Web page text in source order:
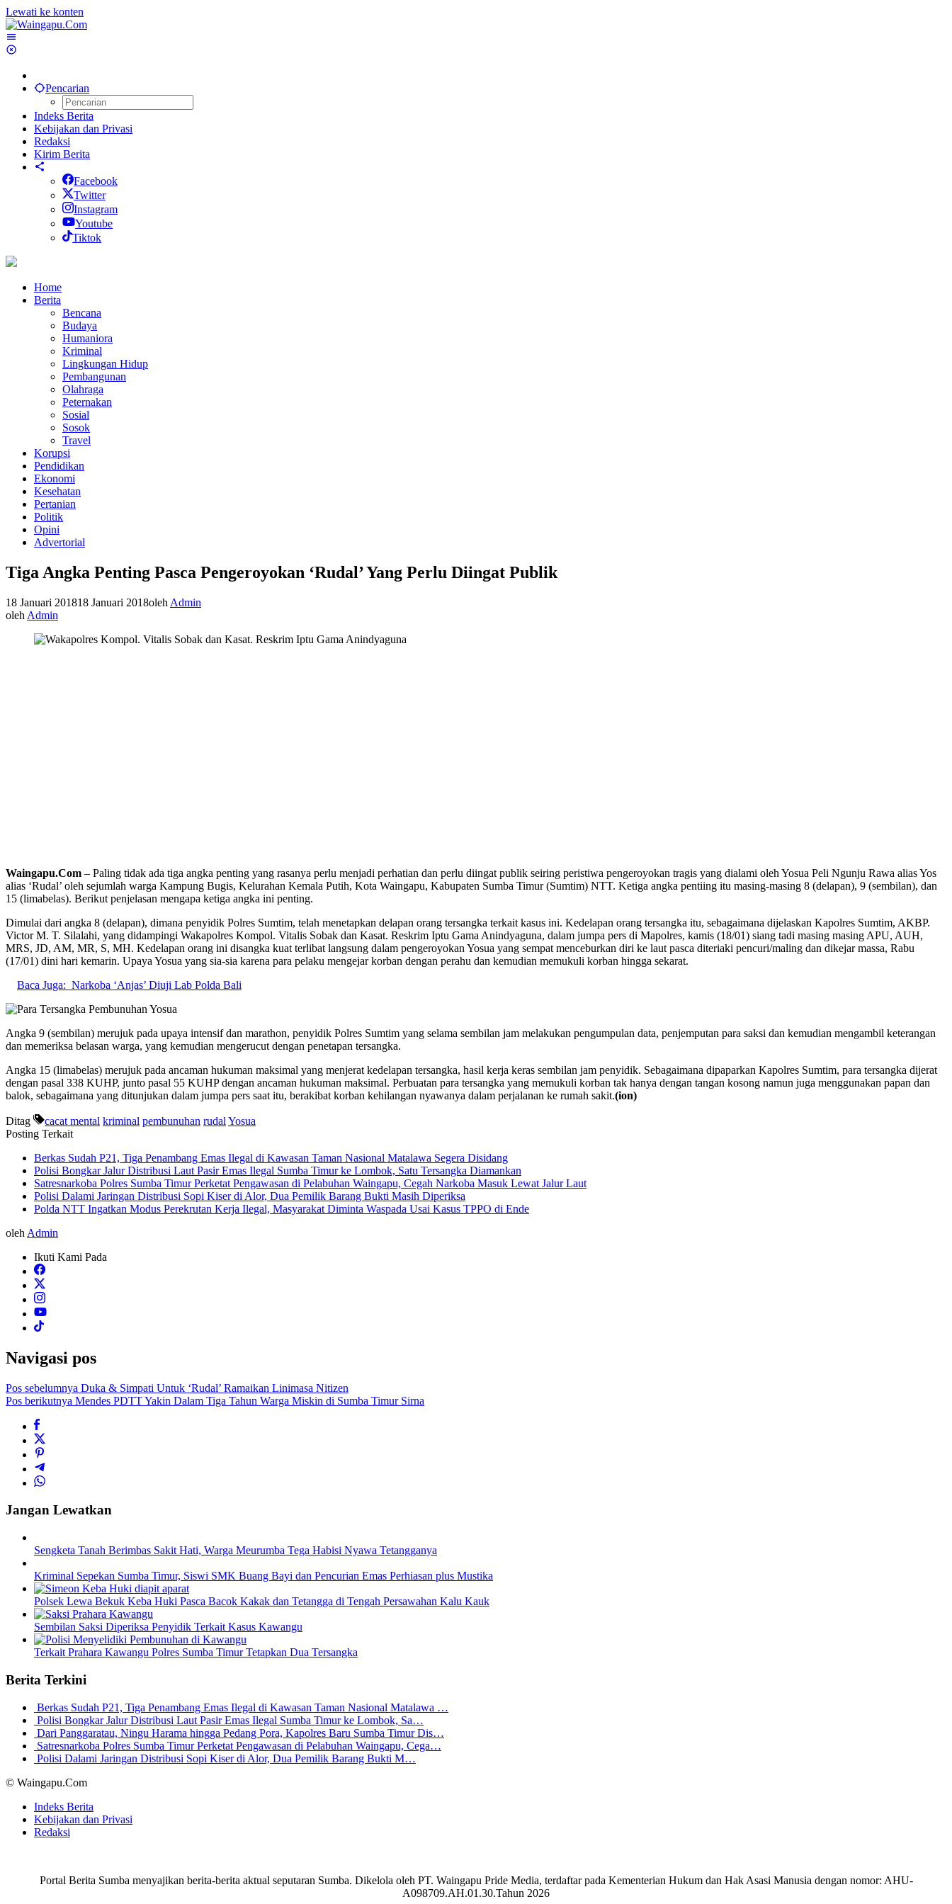
Lewati ke konten
Pencarian
Indeks Berita
Kebijakan dan Privasi
Redaksi
Kirim Berita
Facebook
Twitter
Instagram
Youtube
Tiktok
Home
Berita
Bencana
Budaya
Humaniora
Kriminal
Lingkungan Hidup
Pembangunan
Olahraga
Peternakan
Sosial
Sosok
Travel
Korupsi
Pendidikan
Ekonomi
Kesehatan
Pertanian
Politik
Opini
Advertorial
Tiga Angka Penting Pasca Pengeroyokan ‘Rudal’ Yang Perlu Diingat Publik
18 Januari 201818 Januari 2018oleh Admin
oleh Admin
Waingapu.Com – Paling tidak ada tiga angka penting yang rasanya perlu menjadi perhatian dan perlu diingat publik seiring peristiwa pengeroyokan tragis yang dialami oleh Yosua Peli Ngunju Rawa alias Yos
alias ‘Rudal’ oleh sejumlah warga Kampung Bugis, Kelurahan Kemala Putih, Kota Waingapu, Kabupaten Sumba Timur (Sumtim) NTT. Ketiga angka pentiing itu masing-masing 8 (delapan), 9 (sembilan), dan
15 (limabelas). Berikut penjelasan mengapa ketiga angka ini penting.
Dimulai dari angka 8 (delapan), dimana penyidik Polres Sumtim, telah menetapkan delapan orang tersangka terkait kasus ini. Kedelapan orang tersangka itu, sebagaimana dijelaskan Kapolres Sumtim, AKBP.
Victor M. T. Silalahi, yang didampingi Wakapolres Kompol. Vitalis Sobak dan Kasat. Reskrim Iptu Gama Anindyaguna, dalam jumpa pers di Mapolres, kamis (18/01) siang tadi masing masing APU, AUH,
MRS, JD, AM, MR, S, MH. Kedelapan orang ini disangka kuat terlibat langsung dalam pengeroyokan Yosua yang sempat menceburkan diri ke laut pasca diteriaki pencuri/maling dan dikejar massa, Rabu
(17/01) dini hari kemarin. Upaya Yosua yang sia-sia karena para pelaku mengejar korban dengan perahu dan kemudian memukuli korban hingga sekarat.
Baca Juga: Narkoba ‘Anjas’ Diuji Lab Polda Bali
Angka 9 (sembilan) merujuk pada upaya intensif dan marathon, penyidik Polres Sumtim yang selama sembilan jam melakukan pengumpulan data, penjemputan para saksi dan kemudian mengambil keterangan
dan memeriksa belasan warga, yang kemudian mengerucut dengan penetapan tersangka.
Angka 15 (limabelas) merujuk pada ancaman hukuman maksimal yang menjerat kedelapan tersangka, hasil kerja keras sembilan jam penyidik. Sebagaimana dipaparkan Kapolres Sumtim, para tersangka dijerat
dengan pasal 338 KUHP, junto pasal 55 KUHP dengan ancaman hukuman maksimal. Perbuatan para tersangka yang memukuli korban tak hanya dengan tangan kosong namun juga menggunakan papan dan
balok, sebagaimana yang ditunjukan dalam jumpa pers saat itu, berakibat korban kehilangan nyawanya dalam perjalanan ke rumah sakit.(ion)
Ditag cacat mental kriminal pembunuhan rudal Yosua
Posting Terkait
Berkas Sudah P21, Tiga Penambang Emas Ilegal di Kawasan Taman Nasional Matalawa Segera Disidang
Polisi Bongkar Jalur Distribusi Laut Pasir Emas Ilegal Sumba Timur ke Lombok, Satu Tersangka Diamankan
Satresnarkoba Polres Sumba Timur Perketat Pengawasan di Pelabuhan Waingapu, Cegah Narkoba Masuk Lewat Jalur Laut
Polisi Dalami Jaringan Distribusi Sopi Kiser di Alor, Dua Pemilik Barang Bukti Masih Diperiksa
Polda NTT Ingatkan Modus Perekrutan Kerja Ilegal, Masyarakat Diminta Waspada Usai Kasus TPPO di Ende
oleh Admin
Ikuti Kami Pada
Navigasi pos
Pos sebelumnya Duka & Simpati Untuk ‘Rudal’ Ramaikan Linimasa Nitizen
Pos berikutnya Mendes PDTT Yakin Dalam Tiga Tahun Warga Miskin di Sumba Timur Sirna
Jangan Lewatkan
Sengketa Tanah Berimbas Sakit Hati, Warga Meurumba Tega Habisi Nyawa Tetangganya
Kriminal Sepekan Sumba Timur, Siswi SMK Buang Bayi dan Pencurian Emas Perhiasan plus Mustika
Polsek Lewa Bekuk Keba Huki Pasca Bacok Kakak dan Tetangga di Tengah Persawahan Kalu Kauk
Sembilan Saksi Diperiksa Penyidik Terkait Kasus Kawangu
Terkait Prahara Kawangu Polres Sumba Timur Tetapkan Dua Tersangka
Berita Terkini
Berkas Sudah P21, Tiga Penambang Emas Ilegal di Kawasan Taman Nasional Matalawa …
Polisi Bongkar Jalur Distribusi Laut Pasir Emas Ilegal Sumba Timur ke Lombok, Sa…
Dari Panggaratau, Ningu Harama hingga Pedang Pora, Kapolres Baru Sumba Timur Dis…
Satresnarkoba Polres Sumba Timur Perketat Pengawasan di Pelabuhan Waingapu, Cega…
Polisi Dalami Jaringan Distribusi Sopi Kiser di Alor, Dua Pemilik Barang Bukti M…
© Waingapu.Com
Indeks Berita
Kebijakan dan Privasi
Redaksi
Portal Berita Sumba menyajikan berita-berita aktual seputaran Sumba. Dikelola oleh PT. Waingapu Pride Media, terdaftar pada Kementerian Hukum dan Hak Asasi Manusia dengan nomor: AHU-
A098709.AH.01.30.Tahun 2026